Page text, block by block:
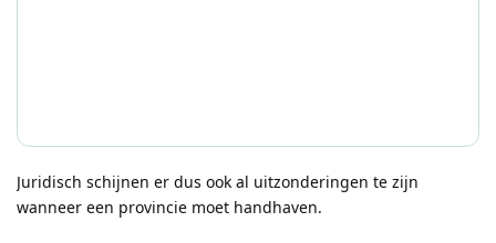
Juridisch schijnen er dus ook al uitzonderingen te zijn
wanneer een provincie moet handhaven.